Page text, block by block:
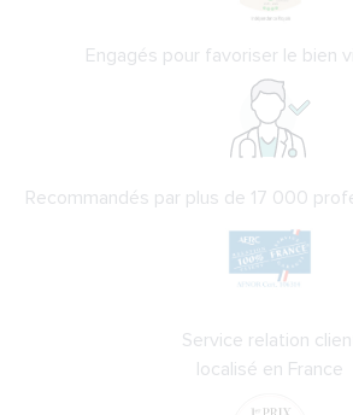
Engagés pour favoriser le bien
Recommandés par plus de 17 000
Service relation
localisé en France